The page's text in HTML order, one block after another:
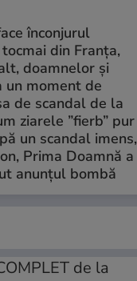
înconjurul
din Franța,
doamnelor și
un moment de
de scandal de la
ziarele ”fierb” pur
un scandal imens,
Prima Doamnă a
anunțul bombă